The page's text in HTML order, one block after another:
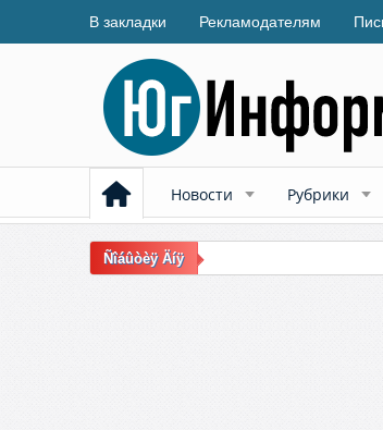
В закладки Рекламодателям
Новости Рубрики
Ñîáûòèÿ Äíÿ